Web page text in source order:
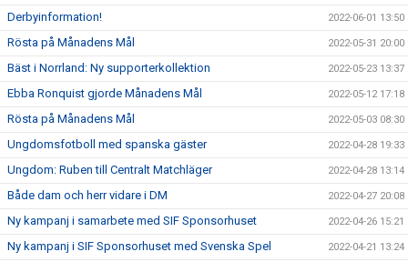
Derbyinformation! 2022-06-01 13:50
Rösta på Månadens Mål 2022-05-31 20:00
Bäst i Norrland: Ny supporterkollektion 2022-05-23 13:37
Ebba Ronquist gjorde Månadens Mål 2022-05-12 17:18
Rösta på Månadens Mål 2022-05-03 08:30
Ungdomsfotboll med spanska gäster 2022-04-28 19:33
Ungdom: Ruben till Centralt Matchläger 2022-04-28 13:14
Både dam och herr vidare i DM 2022-04-27 20:08
Ny kampanj i samarbete med SIF Sponsorhuset 2022-04-26 15:21
Ny kampanj i SIF Sponsorhuset med Svenska Spel 2022-04-21 13:24